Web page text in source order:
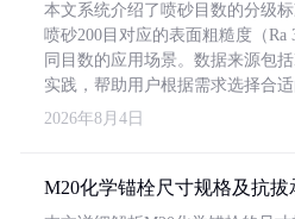
本文系统介绍了喷砂目数的分级
喷砂200目对应的表面粗糙度（Ra
同目数的应用场景。数据来源包
实践，帮助用户根据需求选择合适
2026年8月4日
M20化学锚栓尺寸规格及抗拔